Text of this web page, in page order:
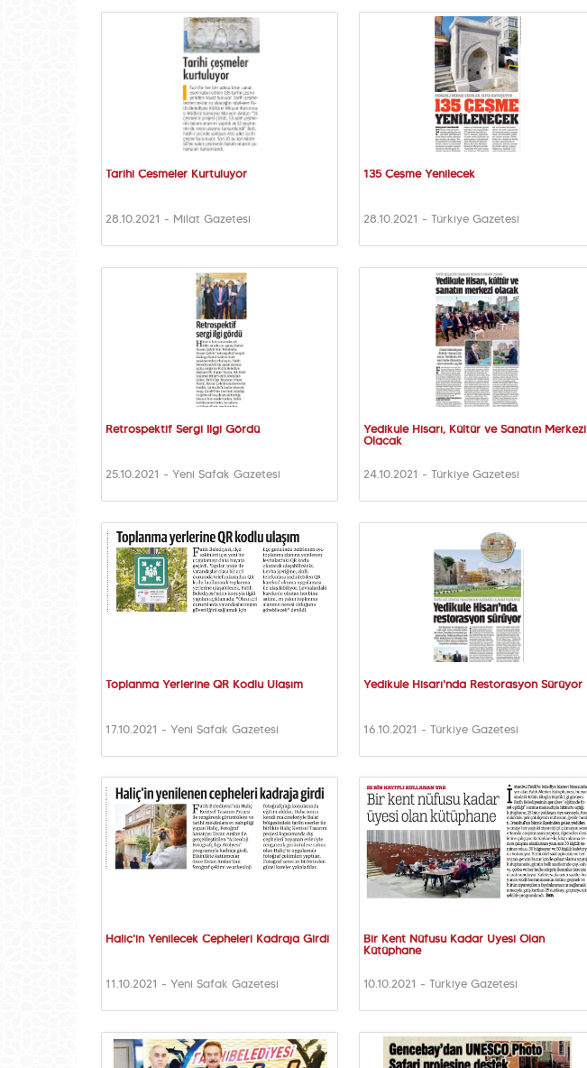
Tarihi Çeşmeler Kurtuluyor
28.10.2021 - Milat Gazetesi
135 Çeşme Yenilecek
28.10.2021 - Türkiye Gazetesi
Retrospektif Sergi İlgi Gördü
25.10.2021 - Yeni Şafak Gazetesi
Yedikule Hisarı, Kültür ve Sanatın Merkezi
Olacak
24.10.2021 - Türkiye Gazetesi
Toplanma Yerlerine QR Kodlu Ulaşım
17.10.2021 - Yeni Şafak Gazetesi
Yedikule Hisarı'nda Restorasyon Sürüyor
16.10.2021 - Türkiye Gazetesi
Haliç'in Yenilecek Cepheleri Kadraja Girdi
11.10.2021 - Yeni Şafak Gazetesi
Bir Kent Nüfusu Kadar Üyesi Olan
Kütüphane
10.10.2021 - Türkiye Gazetesi